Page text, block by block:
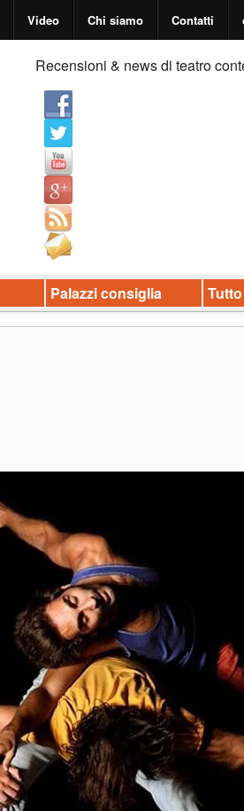
Video Chi siamo Contatti
Recensioni & news di teatro
Palazzi consiglia